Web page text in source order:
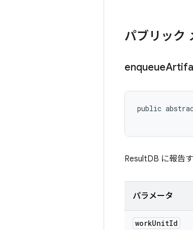
パブリック
enqueue
public
ResultDB に報告
パラメータ
workUnitId